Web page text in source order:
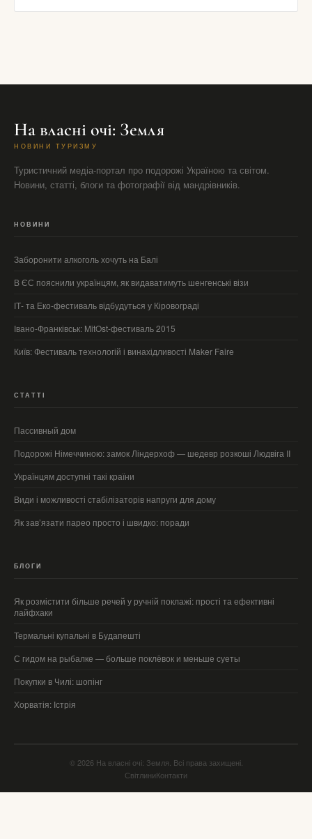
На власні очі: Земля
НОВИНИ ТУРИЗМУ
Туристичний медіа-портал про подорожі Україною та світом.
Новини, статті, блоги та фотографії від мандрівників.
НОВИНИ
Заборонити алкоголь хочуть на Балі
В ЄС пояснили українцям, як видаватимуть шенгенські візи
ІТ- та Еко-фестиваль відбудуться у Кіровограді
Івано-Франківськ: MitOst-фестиваль 2015
Київ: Фестиваль технологій і винахідливості Maker Faire
СТАТТІ
Пассивный дом
Подорожі Німеччиною: замок Ліндерхоф — шедевр розкоші Людвіга II
Українцям доступні такі країни
Види і можливості стабілізаторів напруги для дому
Як зав’язати парео просто і швидко: поради
БЛОГИ
Як розмістити більше речей у ручній поклажі: прості та ефективні
лайфхаки
Термальні купальні в Будапешті
С гидом на рыбалке — больше поклёвок и меньше суеты
Покупки в Чилі: шопінг
Хорватія: Істрія
© 2026 На власні очі: Земля. Всі права захищені.
СвітлиниКонтакти